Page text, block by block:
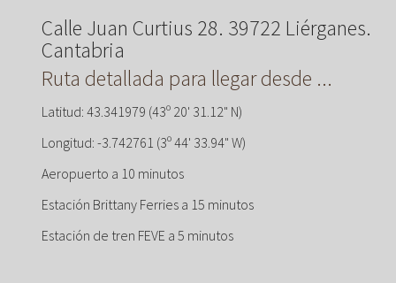
Calle Juan Curtius 28. 39722 Liérganes.
Cantabria
Ruta detallada para llegar desde ...
Latitud: 43.341979 (43º 20' 31.12" N)
Longitud: -3.742761 (3º 44' 33.94" W)
Aeropuerto a 10 minutos
Estación Brittany Ferries a 15 minutos
Estación de tren FEVE a 5 minutos